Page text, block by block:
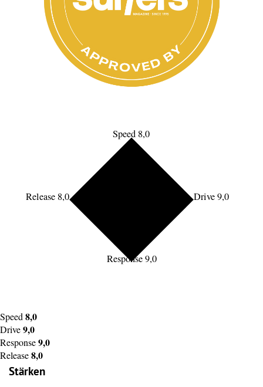
Speed 8,0
Drive 9,0
Response 9,0
Release 8,0
Speed 8,0
Drive9,0
Response9,0
Release8,0
Stärken